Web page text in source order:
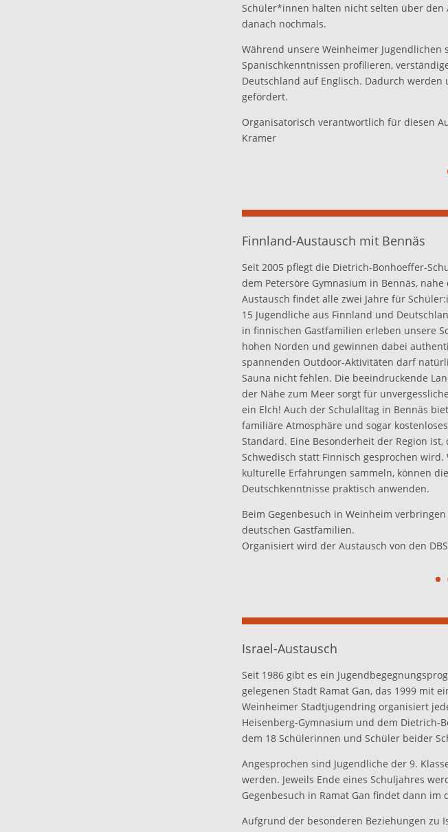
Schüler*innen halten nicht selten über den
danach nochmals.
Während unsere Weinheimer
Spanischkenntnissen profilieren,
Deutschland auf Englisch. Dadurch
gefördert.
Organisatorisch verantwortlich für diesen
Kramer
Finnland-Austausch mit Bennäs
Seit 2005 pflegt die Dietrich-Bonhoeffer-
dem Petersöre Gymnasium in Bennäs,
Austausch findet alle zwei Jahre für
15 Jugendliche aus Finnland und
in finnischen Gastfamilien erleben unsere
hohen Norden und gewinnen dabei
spannenden Outdoor-Aktivitäten darf
Sauna nicht fehlen. Die beeindruckende
der Nähe zum Meer sorgt für
ein Elch! Auch der Schulalltag in Bennäs
familiäre Atmosphäre und sogar
Standard. Eine Besonderheit der Region
Schwedisch statt Finnisch gesprochen
kulturelle Erfahrungen sammeln, können
Deutschkenntnisse praktisch anwenden.
Beim Gegenbesuch in Weinheim
deutschen Gastfamilien.
Organisiert wird der Austausch von den
Israel-Austausch
Seit 1986 gibt es ein
gelegenen Stadt Ramat Gan, das 1999 mit
Weinheimer Stadtjugendring organisiert
Heisenberg-Gymnasium und dem Dietrich-
dem 18 Schülerinnen und Schüler beider
Angesprochen sind Jugendliche der 9.
werden. Jeweils Ende eines Schuljahres
Gegenbesuch in Ramat Gan findet dann
Aufgrund der besonderen Beziehungen zu